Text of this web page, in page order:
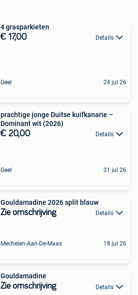
4 grasparkieten
€ 17,00 Details
Geel 24 jul 26
prachtige jonge Duitse kuifkanarie –
Dominant wit (2026)
€ 20,00 Details
Geel 31 jul 26
Gouldamadine 2026 split blauw
Zie omschrijving Details
Mechelen-Aan-De-Maas 18 jul 26
Gouldamadine
Zie omschrijving Details